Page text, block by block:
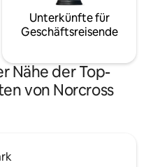
Unterkünfte für
Geschäftsreisende
Nähe der Top-
von Norcross